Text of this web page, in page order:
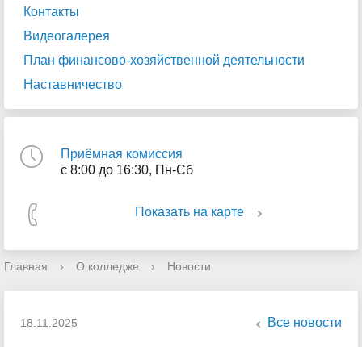
Контакты
Видеогалерея
План финансово-хозяйственной деятельности
Наставничество
Приёмная комиссия
с 8:00 до 16:30, Пн-Сб
Показать на карте
Главная › О колледже › Новости
18.11.2025 Все новости